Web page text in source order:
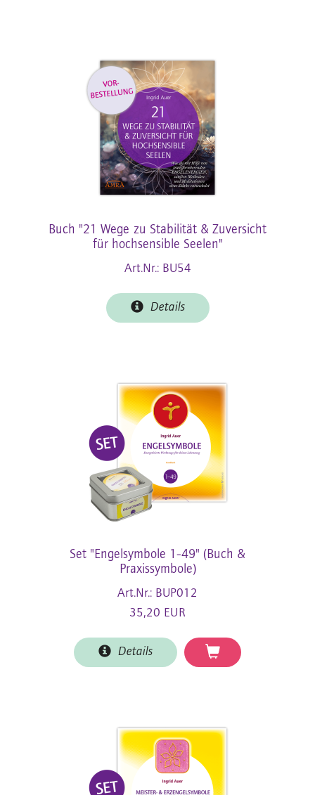
Buch "21 Wege zu Stabilität & Zuversicht
für hochsensible Seelen"
Art.Nr.: BU54
Details
Set "Engelsymbole 1-49" (Buch &
Praxissymbole)
Art.Nr.: BUP012
35,20 EUR
Details